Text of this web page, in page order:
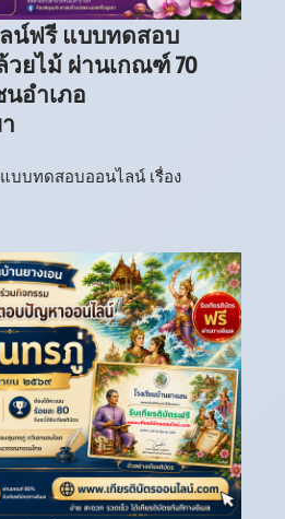
น์ฟรี แบบทดสอบ
วยไม้ ผ่านเกณฑ์ 70
อำเภอ
บบทดสอบออนไลน์ เรื่อง